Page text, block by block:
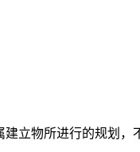
物所进行的规划，